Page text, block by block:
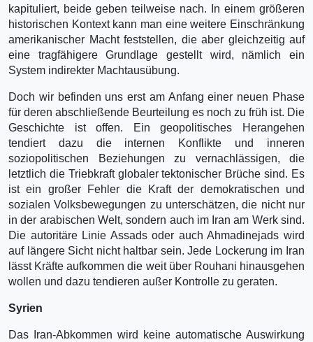
kapituliert, beide geben teilweise nach. In einem größeren
historischen Kontext kann man eine weitere Einschränkung
amerikanischer Macht feststellen, die aber gleichzeitig auf
eine tragfähigere Grundlage gestellt wird, nämlich ein
System indirekter Machtausübung.
Doch wir befinden uns erst am Anfang einer neuen Phase
für deren abschließende Beurteilung es noch zu früh ist. Die
Geschichte ist offen. Ein geopolitisches Herangehen
tendiert dazu die internen Konflikte und inneren
soziopolitischen Beziehungen zu vernachlässigen, die
letztlich die Triebkraft globaler tektonischer Brüche sind. Es
ist ein großer Fehler die Kraft der demokratischen und
sozialen Volksbewegungen zu unterschätzen, die nicht nur
in der arabischen Welt, sondern auch im Iran am Werk sind.
Die autoritäre Linie Assads oder auch Ahmadinejads wird
auf längere Sicht nicht haltbar sein. Jede Lockerung im Iran
lässt Kräfte aufkommen die weit über Rouhani hinausgehen
wollen und dazu tendieren außer Kontrolle zu geraten.
Syrien
Das Iran-Abkommen wird keine automatische Auswirkung